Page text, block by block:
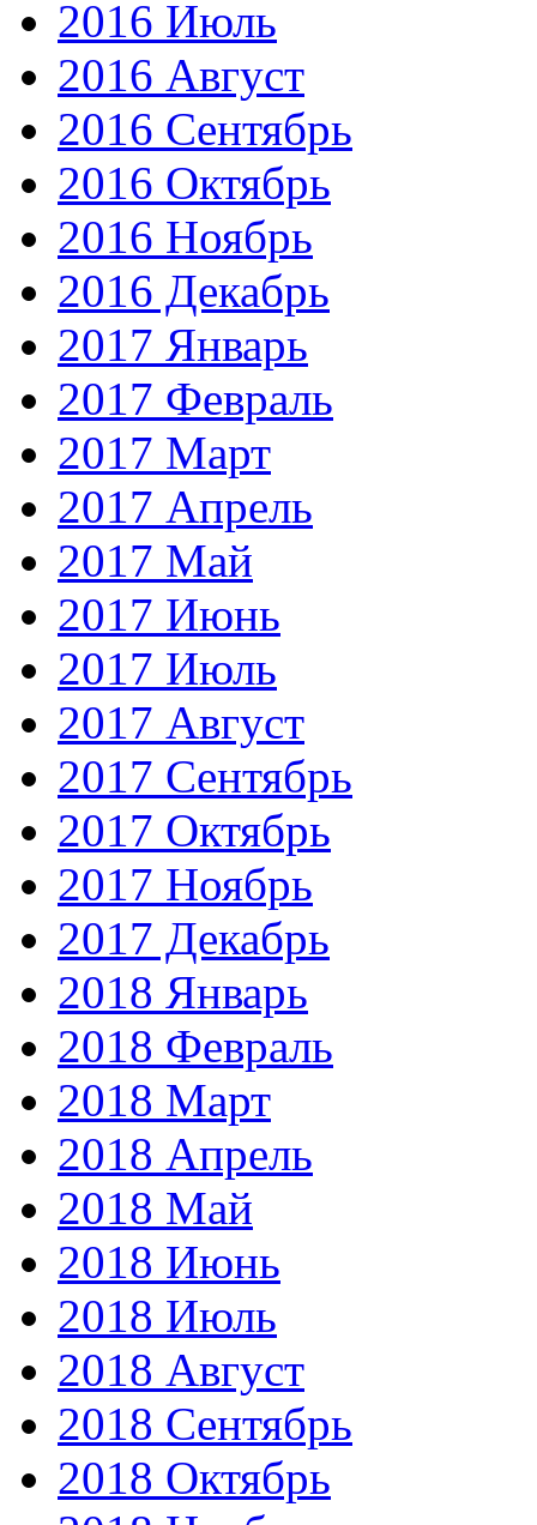
2016 Июль
2016 Август
2016 Сентябрь
2016 Октябрь
2016 Ноябрь
2016 Декабрь
2017 Январь
2017 Февраль
2017 Март
2017 Апрель
2017 Май
2017 Июнь
2017 Июль
2017 Август
2017 Сентябрь
2017 Октябрь
2017 Ноябрь
2017 Декабрь
2018 Январь
2018 Февраль
2018 Март
2018 Апрель
2018 Май
2018 Июнь
2018 Июль
2018 Август
2018 Сентябрь
2018 Октябрь